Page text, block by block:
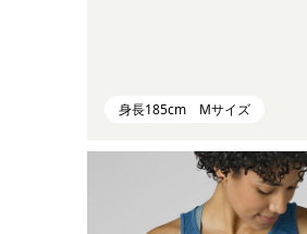
身長185cm Mサイズ